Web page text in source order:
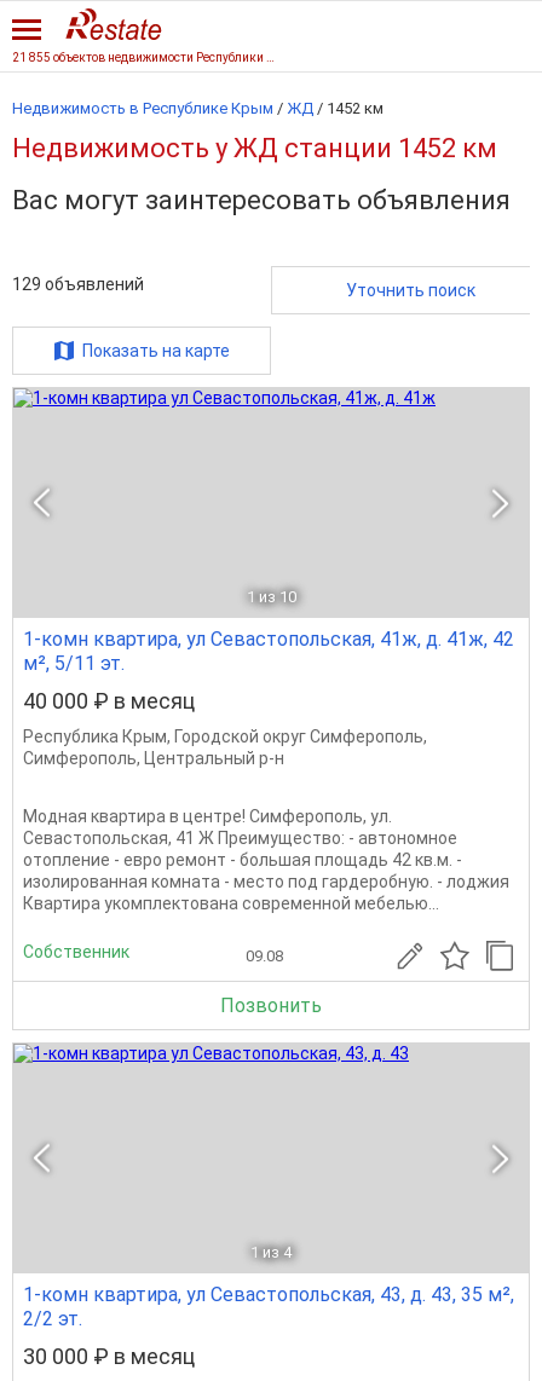
Недвижимость в Республике Крым / ЖД / 1452 км
Недвижимость у ЖД станции 1452 км
Вас могут заинтересовать объявления
129 объявлений Уточнить поиск
Показать на карте
1 из 10
1-комн квартира, ул Севастопольская, 41ж, д. 41ж, 42
м², 5/11 эт.
40 000 ₽ в месяц
Республика Крым, Городской округ Симферополь,
Симферополь, Центральный р-н
Модная квартира в центре! Симферополь, ул.
Севастопольская, 41 Ж Преимущество: - автономное
отопление - евро ремонт - большая площадь 42 кв.м. -
изолированная комната - место под гардеробную. - лоджия
Квартира укомплектована современной мебелью...
Собственник 09.08
Позвонить
1 из 4
1-комн квартира, ул Севастопольская, 43, д. 43, 35 м²,
2/2 эт.
30 000 ₽ в месяц